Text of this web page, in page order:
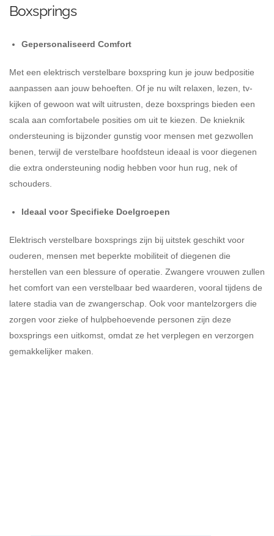
Boxsprings
Gepersonaliseerd Comfort
Met een elektrisch verstelbare boxspring kun je jouw bedpositie
aanpassen aan jouw behoeften. Of je nu wilt relaxen, lezen, tv-
kijken of gewoon wat wilt uitrusten, deze boxsprings bieden een
scala aan comfortabele posities om uit te kiezen. De knieknik
ondersteuning is bijzonder gunstig voor mensen met gezwollen
benen, terwijl de verstelbare hoofdsteun ideaal is voor diegenen
die extra ondersteuning nodig hebben voor hun rug, nek of
schouders.
Ideaal voor Specifieke Doelgroepen
Elektrisch verstelbare boxsprings zijn bij uitstek geschikt voor
ouderen, mensen met beperkte mobiliteit of diegenen die
herstellen van een blessure of operatie. Zwangere vrouwen zullen
het comfort van een verstelbaar bed waarderen, vooral tijdens de
latere stadia van de zwangerschap. Ook voor mantelzorgers die
zorgen voor zieke of hulpbehoevende personen zijn deze
boxsprings een uitkomst, omdat ze het verplegen en verzorgen
gemakkelijker maken.